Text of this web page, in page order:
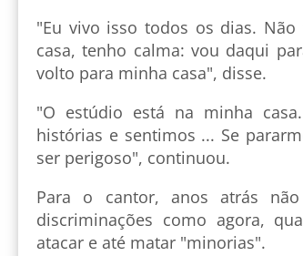
"Eu vivo isso todos os dias.
casa, tenho calma: vou daqui
volto para minha casa", disse.
"O estúdio está na minha
histórias e sentimos ... Se
ser perigoso", continuou.
Para o cantor, anos atrás
discriminações como agora,
atacar e até matar "minorias".